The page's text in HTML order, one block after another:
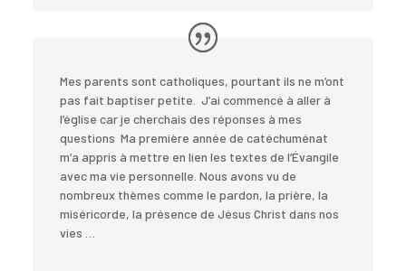
Mes parents sont catholiques, pourtant ils ne m’ont
pas fait baptiser petite. J’ai commencé à aller à
l’église car je cherchais des réponses à mes
questions Ma première année de catéchuménat
m’a appris à mettre en lien les textes de l’Évangile
avec ma vie personnelle. Nous avons vu de
nombreux thèmes comme le pardon, la prière, la
miséricorde, la présence de Jésus Christ dans nos
vies …